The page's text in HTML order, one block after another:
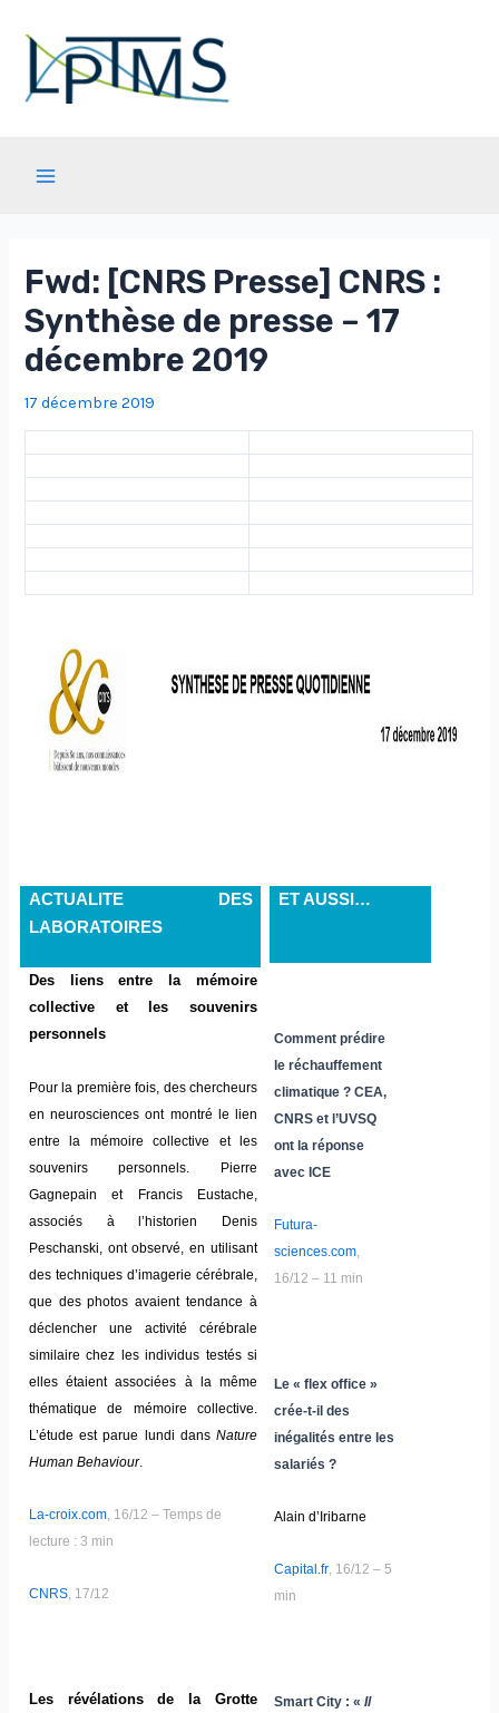
contenu
Fwd: [CNRS Presse] CNRS :
Synthèse de presse – 17
décembre 2019
17 décembre 2019
ACTUALITE DES
LABORATOIRES
ET AUSSI…
Des liens entre la mémoire
collective et les souvenirs
personnels
Pour la première fois, des chercheurs
en neurosciences ont montré le lien
entre la mémoire collective et les
souvenirs personnels. Pierre
Gagnepain et Francis Eustache,
associés à l’historien Denis
Peschanski, ont observé, en utilisant
des techniques d’imagerie cérébrale,
que des photos avaient tendance à
déclencher une activité cérébrale
similaire chez les individus testés si
elles étaient associées à la même
thématique de mémoire collective.
L’étude est parue lundi dansNature
Human Behaviour.
La-croix.com, 16/12 – Temps de
lecture : 3 min
CNRS, 17/12
Les révélations de la Grotte
Comment prédire
le réchauffement
climatique ? CEA,
CNRS et l’UVSQ
ont la réponse
avec ICE
Futura-
sciences.com,
16/12 – 11 min
Le « flex office »
crée-t-il des
inégalités entre les
salariés ?
Alain d’Iribarne
Capital.fr, 16/12 – 5
min
Smart City : « Il